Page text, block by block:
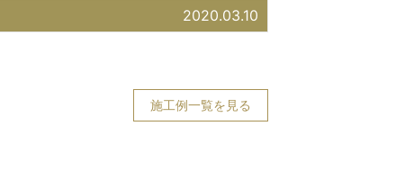
2020.03.10
施工例一覧を見る